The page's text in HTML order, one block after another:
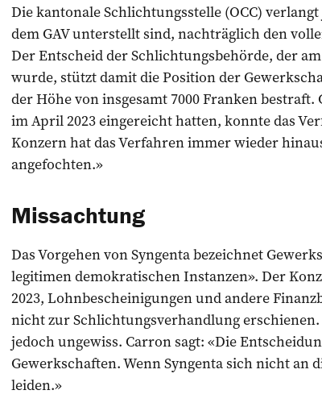
Die kantonale Schlichtungsstelle (OCC)
dem GAV unterstellt sind, nachträglich den
Der Entscheid der Schlichtungsbehörde, der
wurde, stützt damit die Position der
der Höhe von insgesamt 7000 Franken
im April 2023 eingereicht hatten, konnte das
Konzern hat das Verfahren immer wieder
angefochten.»
Missachtung
Das Vorgehen von Syngenta bezeichnet
legitimen demokratischen Instanzen». Der
2023, Lohnbescheinigungen und andere
nicht zur Schlichtungsverhandlung
jedoch ungewiss. Carron sagt: «Die
Gewerkschaften. Wenn Syngen­ta sich nicht
leiden.»